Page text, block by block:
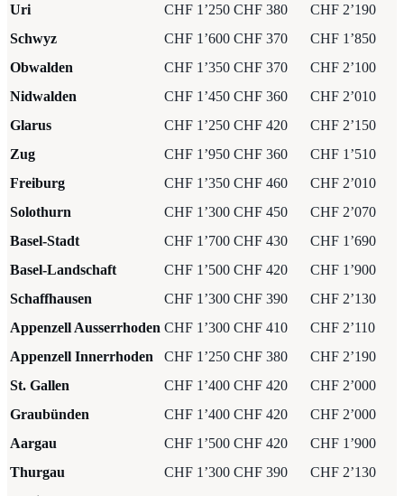
Uri
CHF 1’250 CHF 380
CHF 2’190
Schwyz
CHF 1’600 CHF 370
CHF 1’850
Obwalden
CHF 1’350 CHF 370
CHF 2’100
Nidwalden
CHF 1’450 CHF 360
CHF 2’010
Glarus
CHF 1’250 CHF 420
CHF 2’150
Zug
CHF 1’950 CHF 360
CHF 1’510
Freiburg
CHF 1’350 CHF 460
CHF 2’010
Solothurn
CHF 1’300 CHF 450
CHF 2’070
Basel-Stadt
CHF 1’700 CHF 430
CHF 1’690
Basel-Landschaft
CHF 1’500 CHF 420
CHF 1’900
Schaffhausen
CHF 1’300 CHF 390
CHF 2’130
Appenzell Ausserrhoden CHF 1’300 CHF 410
CHF 2’110
Appenzell Innerrhoden
CHF 1’250 CHF 380
CHF 2’190
St. Gallen
CHF 1’400 CHF 420
CHF 2’000
Graubünden
CHF 1’400 CHF 420
CHF 2’000
Aargau
CHF 1’500 CHF 420
CHF 1’900
Thurgau
CHF 1’300 CHF 390
CHF 2’130